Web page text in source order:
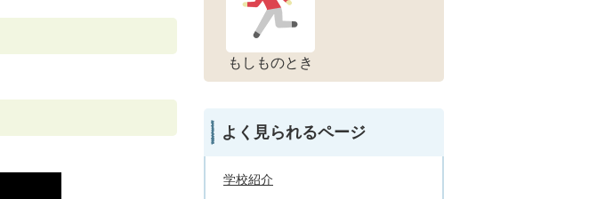
もしものとき
よく見られるページ
学校紹介